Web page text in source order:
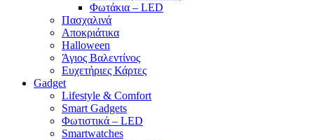
Φωτάκια – LED
Πασχαλινά
Αποκριάτικα
Halloween
Άγιος Βαλεντίνος
Ευχετήριες Κάρτες
Gadget
Lifestyle & Comfort
Smart Gadgets
Φωτιστικά – LED
Smartwatches